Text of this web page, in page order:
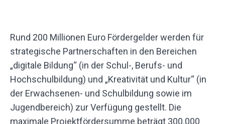
Rund 200 Millionen Euro Fördergelder werden für
strategische Partnerschaften in den Bereichen
„digitale Bildung“ (in der Schul-, Berufs- und
Hochschulbildung) und „Kreativität und Kultur“ (in
der Erwachsenen- und Schulbildung sowie im
Jugendbereich) zur Verfügung gestellt. Die
maximale Projektfördersumme beträgt 300.000